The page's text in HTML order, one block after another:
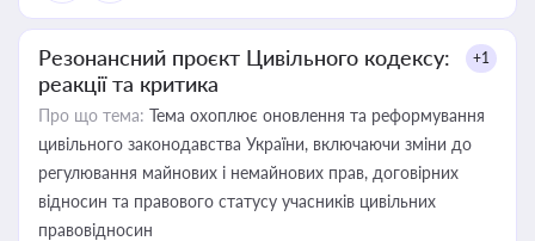
Резонансний проєкт Цивільного кодексу:
реакції та критика
+1
Про що тема: Тема охоплює оновлення та реформування
цивільного законодавства України, включаючи зміни до
регулювання майнових і немайнових прав, договірних
відносин та правового статусу учасників цивільних
правовідносин